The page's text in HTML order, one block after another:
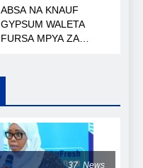
ABSA NA KNAUF
GYPSUM WALETA
FURSA MPYA ZA
37 News